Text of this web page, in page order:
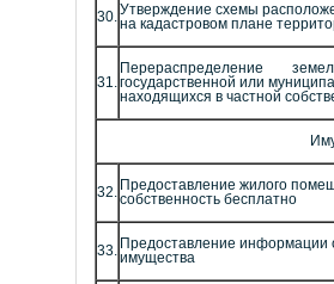
30. Утверждение схемы
на кадастровом плане
31.
Перераспределение земель
государственной или
находящихся в частной
32.
Предоставление жилого
собственность бесплатно
33. Предоставление информации
имущества